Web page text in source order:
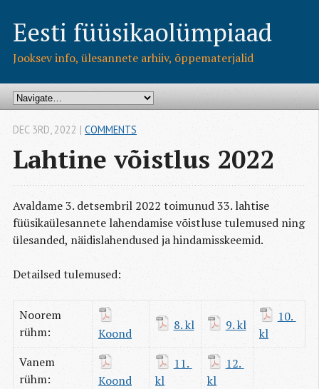
Eesti füüsikaolümpiaad
Jooksev info, ülesannete arhiiv, õppematerjalid
Lahtine võistlus 2022
DEC 3RD, 2022 | COMMENTS
Avaldame 3. detsembril 2022 toimunud 33. lahtise
füüsikaülesannete lahendamise võistluse tulemused ning
ülesanded, näidislahendused ja hindamisskeemid.
Detailsed tulemused:
Noorem
rühm:
Koond
8. kl 9. kl
10.
kl
Vanem
rühm:
Koond
11.
kl
12.
kl